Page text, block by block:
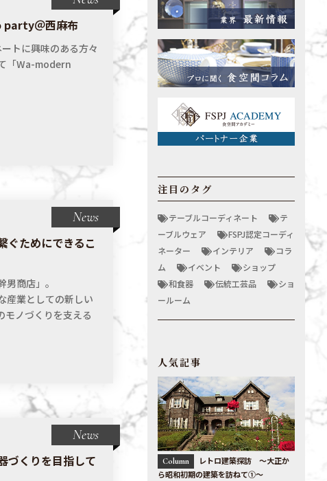
party＠西麻布
トに興味のある方々
「Wa-modern
News
ぐためにできるこ
商店」。
産業としての新しい
モノづくりを支える
News
づくりを目指して
注目のタグ
テーブルコーディネート
テ
ーブルウェア
FSPJ認定コーディ
ネーター
インテリア
コラ
ム
イベント
ショップ
和食器
伝統工芸品
ショ
ールーム
人気記事
Column
レトロ建築探訪 〜大正か
ら昭和初期の建築を訪ねて①〜